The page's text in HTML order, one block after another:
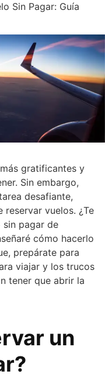
Sin Pagar: Guía
gratificantes y
Sin embargo,
desafiante,
vuelos. ¿Te
sin pagar de
cómo hacerlo
prepárate para
viajar y los trucos
tener que abrir la
un